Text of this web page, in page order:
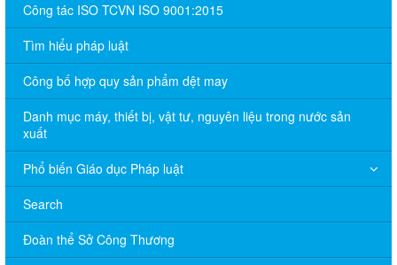
Công tác ISO TCVN ISO 9001:2015
Tìm hiểu pháp luật
Công bố hợp quy sản phẩm dệt may
Danh mục máy, thiết bị, vật tư, nguyên liệu trong nước sản
xuất
Phổ biến Giáo dục Pháp luật
Search
Đoàn thể Sở Công Thương